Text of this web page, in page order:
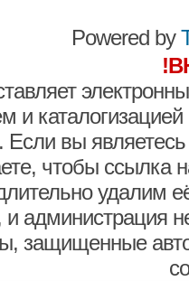
Powered by
и
вы являетесь
чтобы ссылка
удалим
администрация
защищенные